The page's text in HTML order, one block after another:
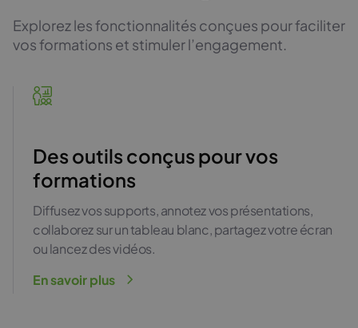
Explorez les fonctionnalités conçues pour faciliter
vos formations et stimuler l’engagement.
Des outils conçus pour vos
formations
Diffusez vos supports, annotez vos présentations,
collaborez sur un tableau blanc, partagez votre écran
ou lancez des vidéos.
En savoir plus